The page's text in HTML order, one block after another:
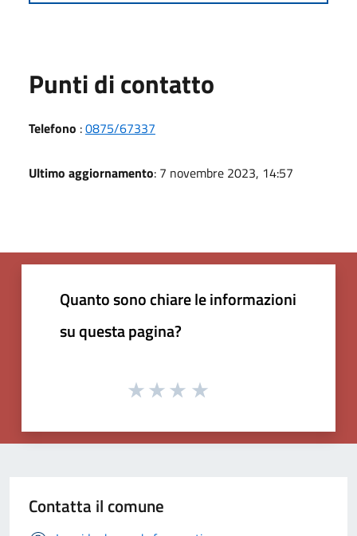
Punti di contatto
Telefono :0875/67337
Ultimo aggiornamento: 7 novembre 2023, 14:57
Quanto sono chiare le informazioni
su questa pagina?
Contatta il comune